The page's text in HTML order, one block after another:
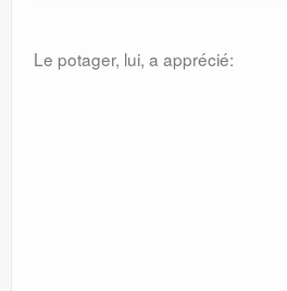
Le potager, lui, a apprécié: